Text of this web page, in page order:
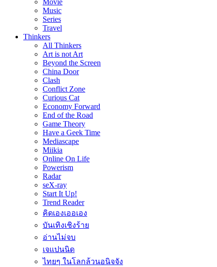
Movie
Music
Series
Travel
Thinkers
All Thinkers
Art is not Art
Beyond the Screen
China Door
Clash
Conflict Zone
Curious Cat
Economy Forward
End of the Road
Game Theory
Have a Geek Time
Mediascape
Miikia
Online On Life
Powerism
Radar
seX-ray
Start It Up!
Trend Reader
คิดเองเออเอง
บันเทิงเชิงร้าย
อ่านไม่จบ
เจแปนนิด
ไทยๆ ในโลกล้วนอนิจจัง